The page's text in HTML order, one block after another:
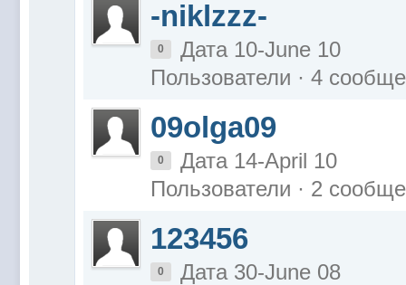
-niklzzz-
0
Дата 10-June 10
Пользователи · 4
09olga09
0
Дата 14-April 10
Пользователи · 2
123456
0
Дата 30-June 08